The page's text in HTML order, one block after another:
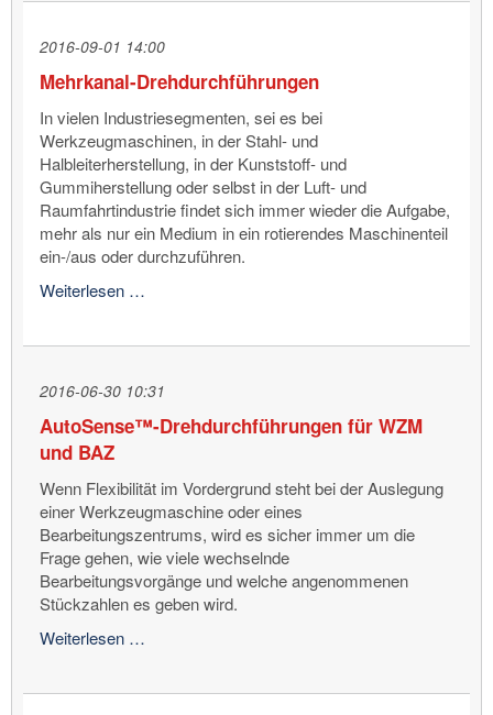
der
K?
2016-09-01 14:00
Mehrkanal-Drehdurchführungen
In vielen Industriesegmenten, sei es bei
Werkzeugmaschinen, in der Stahl- und
Halbleiterherstellung, in der Kunststoff- und
Gummiherstellung oder selbst in der Luft- und
Raumfahrtindustrie findet sich immer wieder die Aufgabe,
mehr als nur ein Medium in ein rotierendes Maschinenteil
ein-/aus oder durchzuführen.
Weiterlesen …
2016-06-30 10:31
AutoSense™-Drehdurchführungen für WZM
und BAZ
Wenn Flexibilität im Vordergrund steht bei der Auslegung
einer Werkzeugmaschine oder eines
Bearbeitungszentrums, wird es sicher immer um die
Frage gehen, wie viele wechselnde
Bearbeitungsvorgänge und welche angenommenen
Stückzahlen es geben wird.
Weiterlesen …